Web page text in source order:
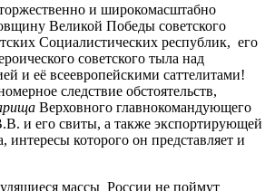
и широкомасштабно
Великой Победы советского
Социалистических республик, его
советского тыла над
и её всеевропейскими саттелитами!
следствие обстоятельств,
Верховного главнокомандующего
и его свиты, а также экспортирующей
интересы которого он представляет и
массы России не поймут